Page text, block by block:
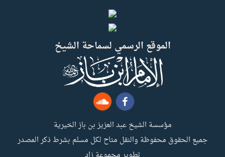
الموقع الرسمي لسماحة الشيخ
مؤسسة الشيخ عبد العزيز بن باز الخيرية
جميع الحقوق محفوظة والنقل متاح لكل مسلم بشرط ذكر المصدر